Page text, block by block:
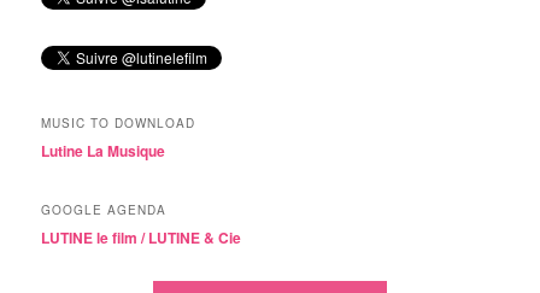
MUSIC TO DOWNLOAD
Lutine La Musique
GOOGLE AGENDA
LUTINE le film /LUTINE & Cie